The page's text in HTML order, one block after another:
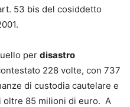
53 bis del cosiddetto
per disastro
228 volte, con 737
di custodia cautelare e
oltre 85 milioni di euro. A